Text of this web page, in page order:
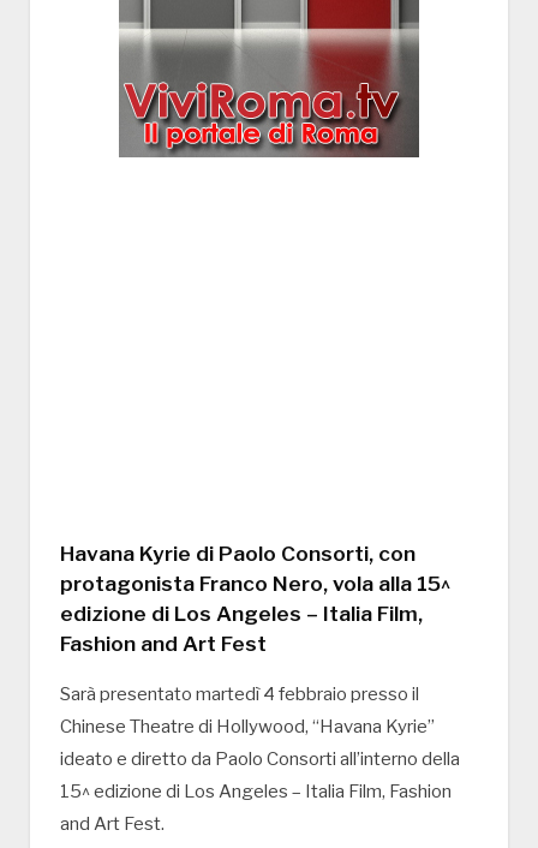
Havana Kyrie di Paolo Consorti, con
protagonista Franco Nero, vola alla 15^
edizione di Los Angeles – Italia Film,
Fashion and Art Fest
Sarà presentato martedì 4 febbraio presso il
Chinese Theatre di Hollywood, “Havana Kyrie”
ideato e diretto da Paolo Consorti all’interno della
15^ edizione di Los Angeles – Italia Film, Fashion
and Art Fest.